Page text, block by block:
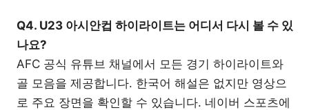
Q4. U23 아시안컵 하이라이트는 어디서 다시 볼 수 있
나요?
AFC 공식 유튜브 채널에서 모든 경기 하이라이트와
골 모음을 제공합니다. 한국어 해설은 없지만 영상으
로 주요 장면을 확인할 수 있습니다. 네이버 스포츠에